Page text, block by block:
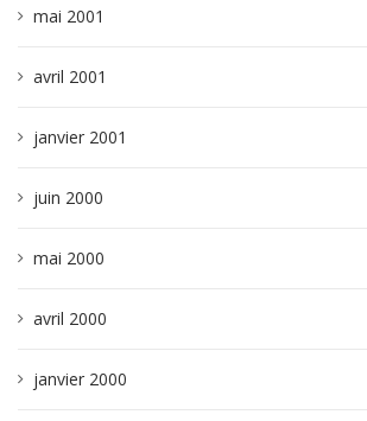
mai 2001
avril 2001
janvier 2001
juin 2000
mai 2000
avril 2000
janvier 2000